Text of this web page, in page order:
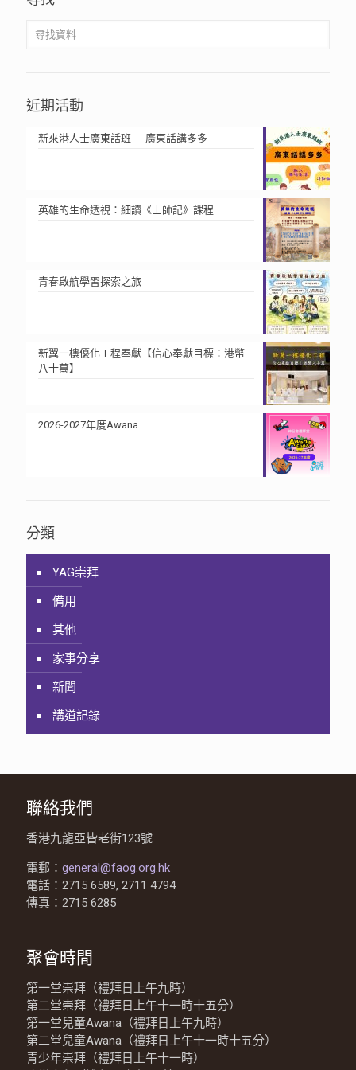
近期活動
新來港人士廣東話班──廣東話講多多
英雄的生命透視：細讀《士師記》課程
青春啟航學習探索之旅
新翼一樓優化工程奉獻【信心奉獻目標：港幣
八十萬】
2026-2027年度Awana
分類
YAG崇拜
備用
其他
家事分享
新聞
講道記錄
聯絡我們
香港九龍亞皆老街123號
電郵： general@faog.org.hk
電話：2715 6589, 2711 4794
傳真：2715 6285
聚會時間
第一堂崇拜（禮拜日上午九時）
第二堂崇拜（禮拜日上午十一時十五分）
第一堂兒童Awana（禮拜日上午九時）
第二堂兒童Awana（禮拜日上午十一時十五分）
青少年崇拜（禮拜日上午十一時）